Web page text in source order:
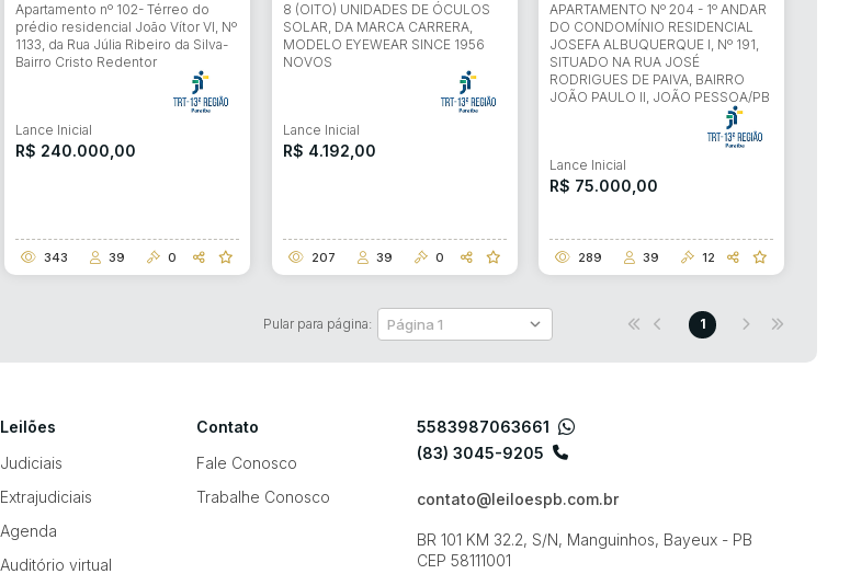
Apartamento nº 102- Térreo do
prédio residencial João Vítor VI, Nº
1133, da Rua Júlia Ribeiro da Silva-
Bairro Cristo Redentor
Lance Inicial
R$ 240.000,00
343 39 0
8 (OITO) UNIDADES DE ÓCULOS
SOLAR, DA MARCA CARRERA,
MODELO EYEWEAR SINCE 1956
NOVOS
Lance Inicial
R$ 4.192,00
207 39 0
APARTAMENTO Nº 204 - 1º ANDAR
DO CONDOMÍNIO RESIDENCIAL
JOSEFA ALBUQUERQUE I, Nº 191,
SITUADO NA RUA JOSÉ
RODRIGUES DE PAIVA, BAIRRO
JOÃO PAULO II, JOÃO PESSOA/PB
Lance Inicial
R$ 75.000,00
289 39 12
Pular para página: 1
Leilões
Judiciais
Extrajudiciais
Agenda
Auditório virtual
Contato
Fale Conosco
Trabalhe Conosco
5583987063661
(83) 3045-9205
contato@leiloespb.com.br
BR 101 KM 32.2, S/N, Manguinhos, Bayeux - PB
CEP 58111001